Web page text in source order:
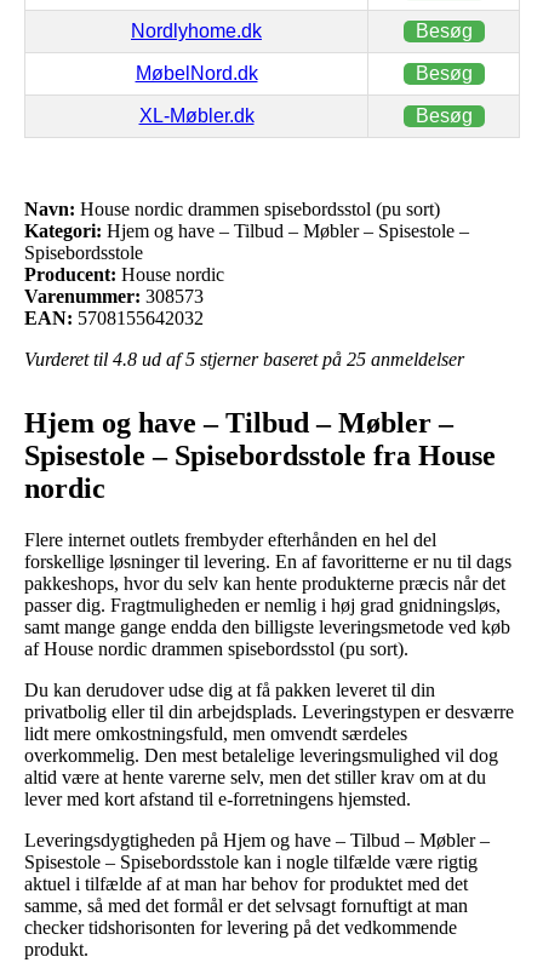
Nordlyhome.dk Besøg
MøbelNord.dk Besøg
XL-Møbler.dk Besøg
Navn: House nordic drammen spisebordsstol (pu sort)
Kategori: Hjem og have – Tilbud – Møbler – Spisestole –
Spisebordsstole
Producent: House nordic
Varenummer: 308573
EAN: 5708155642032
Vurderet til 4.8 ud af 5 stjerner baseret på 25 anmeldelser
Hjem og have – Tilbud – Møbler –
Spisestole – Spisebordsstole fra House
nordic
Flere internet outlets frembyder efterhånden en hel del
forskellige løsninger til levering. En af favoritterne er nu til dags
pakkeshops, hvor du selv kan hente produkterne præcis når det
passer dig. Fragtmuligheden er nemlig i høj grad gnidningsløs,
samt mange gange endda den billigste leveringsmetode ved køb
af House nordic drammen spisebordsstol (pu sort).
Du kan derudover udse dig at få pakken leveret til din
privatbolig eller til din arbejdsplads. Leveringstypen er desværre
lidt mere omkostningsfuld, men omvendt særdeles
overkommelig. Den mest betalelige leveringsmulighed vil dog
altid være at hente varerne selv, men det stiller krav om at du
lever med kort afstand til e-forretningens hjemsted.
Leveringsdygtigheden på Hjem og have – Tilbud – Møbler –
Spisestole – Spisebordsstole kan i nogle tilfælde være rigtig
aktuel i tilfælde af at man har behov for produktet med det
samme, så med det formål er det selvsagt fornuftigt at man
checker tidshorisonten for levering på det vedkommende
produkt.